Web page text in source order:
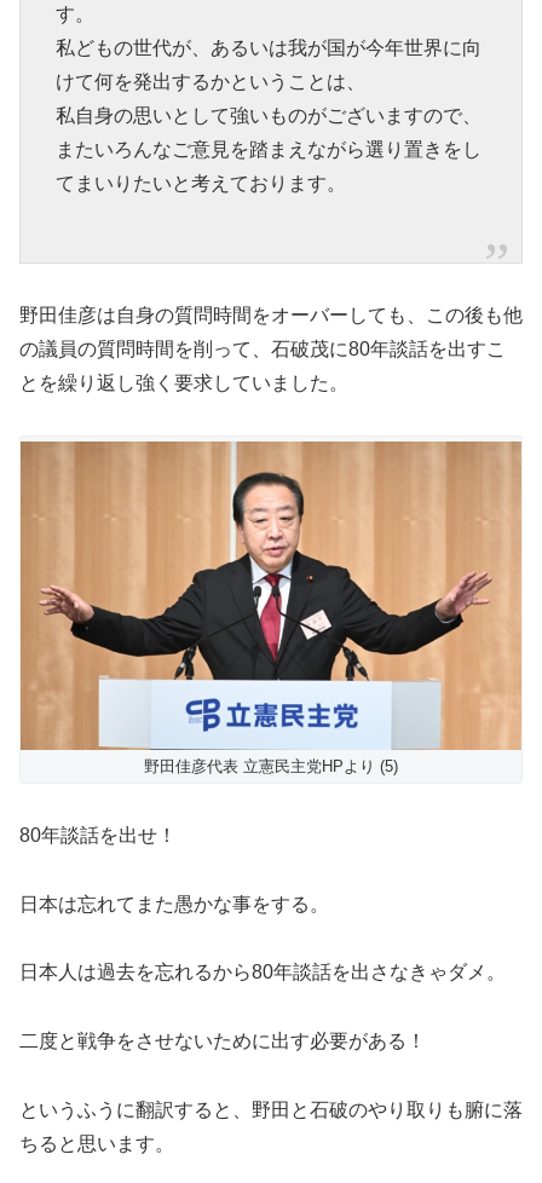
す。
私どもの世代が、あるいは我が国が今年世界に向
けて何を発出するかということは、
私自身の思いとして強いものがございますので、
またいろんなご意見を踏まえながら選り置きをし
てまいりたいと考えております。
野田佳彦は自身の質問時間をオーバーしても、この後も他
の議員の質問時間を削って、石破茂に80年談話を出すこ
とを繰り返し強く要求していました。
野田佳彦代表 立憲民主党HPより (5)
80年談話を出せ！
日本は忘れてまた愚かな事をする。
日本人は過去を忘れるから80年談話を出さなきゃダメ。
二度と戦争をさせないために出す必要がある！
というふうに翻訳すると、野田と石破のやり取りも腑に落
ちると思います。